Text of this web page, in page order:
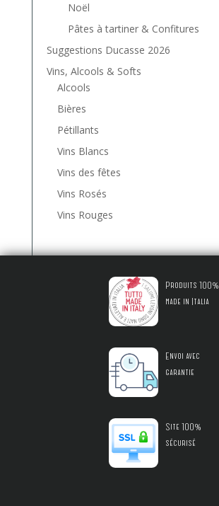
Noël
Pâtes à tartiner & Confitures
Suggestions Ducasse 2026
Vins, Alcools & Softs
Alcools
Bières
Pétillants
Vins Blancs
Vins des fêtes
Vins Rosés
Vins Rouges
Produits 100%
made in Italia
Envoi avec
garantie
Site 100%
sécurisé